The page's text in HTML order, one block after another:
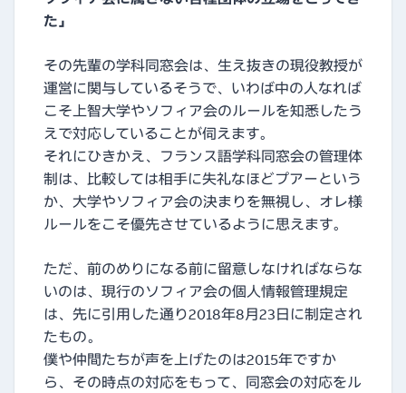
た」
その先輩の学科同窓会は、生え抜きの現役教授が
運営に関与しているそうで、いわば中の人なれば
こそ上智大学やソフィア会のルールを知悉したう
えで対応していることが伺えます。
それにひきかえ、フランス語学科同窓会の管理体
制は、比較しては相手に失礼なほどプアーという
か、大学やソフィア会の決まりを無視し、オレ様
ルールをこそ優先させているように思えます。
ただ、前のめりになる前に留意しなければならな
いのは、現行のソフィア会の個人情報管理規定
は、先に引用した通り2018年8月23日に制定され
たもの。
僕や仲間たちが声を上げたのは2015年ですか
ら、その時点の対応をもって、同窓会の対応をル